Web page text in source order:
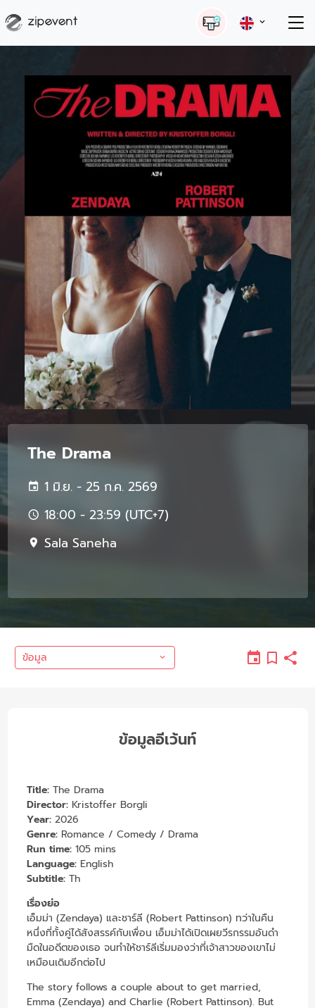
The Drama
1 มิ.ย. - 25 ก.ค. 2569
18:00 - 23:59 (UTC+7)
Sala Saneha
ข้อมูล
ข้อมูลอีเว้นท์
Title: The Drama
Director: Kristoffer Borgli
Year: 2026
Genre: Romance / Comedy / Drama
Run time: 105 mins
Language: English
Subtitle: Th
เรื่องย่อ
เอ็มม่า (Zendaya) และชาร์ลี (Robert Pattinson) ทว่าในคืน
หนึ่งที่ทั้งคู่ได้สังสรรค์กับเพื่อน เอ็มม่าได้เปิดเผยวีรกรรมอันดำ
มืดในอดีตของเธอ จนทำให้ชาร์ลีเริ่มมองว่าที่เจ้าสาวของเขาไม่
เหมือนเดิมอีกต่อไป
The story follows a couple about to get married,
Emma (Zendaya) and Charlie (Robert Pattinson). But